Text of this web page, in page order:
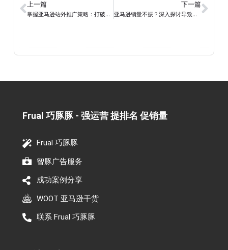
上一篇
掌握亚马逊站外推广策略：打破平台限制，引爆产品销售！
下一篇
亚马逊销量不振？深入探讨导致销量下降的因素和解决方案
Frual 巧豚豚 - 强运营 提排名 促销量​
Frual 巧豚豚
智豚广告服务
成功案例分享
WOOT 亚马逊干货
联系 Frual 巧豚豚